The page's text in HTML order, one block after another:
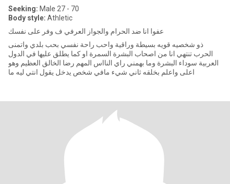
Seeking: Male 27 - 70
Body style: Athletic
عفوا انا ضد الحرام والجواز العرفي ف وفر على نفسك
ذو شخصيه قويه بسيطة وراقية واحب راحة نفسي بحب بلدي واتمنى
الحرب تنتهي انا من اصحاب البشرة السمرة او كما يطلق عليها في الدول
العربية سوداء البشرة وما بهمني راي النااس المهم رضا الخالق العظيم وهو
اعلى واعلم بخلقه ثاني شيء مافي شخص يدخل يقول انتي ليه ما